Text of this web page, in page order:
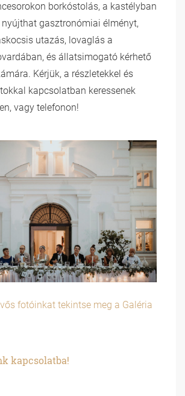
borkóstolás, a kastélyban
gasztronómiai élményt,
utazás, lovaglás a
és állatsimogató kérhető
Kérjük, a részletekkel és
kapcsolatban keressenek
vagy telefonon!
fotóinkat tekintse meg a Galéria
kapcsolatba!